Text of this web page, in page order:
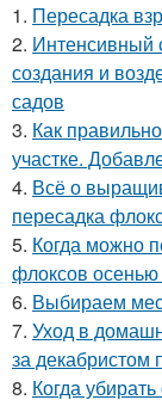
1. Пересадка
2. Интенсивный
создания и
садов
3. Как
участке.
4. Всё о
пересадка
5. Когда можно
флоксов осенью
6. Выбираем
7. Уход в
за декабристом
8. Когда